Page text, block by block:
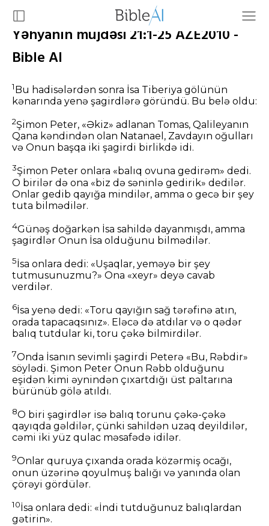
Yəhyanın müjdəsi 21:1-25 AZE2010 -
Bible AI
1Bu hadisələrdən sonra İsa Tiberiya gölünün
kənarında yenə şagirdlərə göründü. Bu belə oldu:
2Şimon Peter, «Əkiz» adlanan Tomas, Qalileyanın
Qana kəndindən olan Natanael, Zavdayın oğulları
və Onun başqa iki şagirdi birlikdə idi.
3Şimon Peter onlara «balıq ovuna gedirəm» dedi.
O birilər də ona «biz də səninlə gedirik» dedilər.
Onlar gedib qayığa mindilər, amma o gecə bir şey
tuta bilmədilər.
4Günəş doğarkən İsa sahildə dayanmışdı, amma
şagirdlər Onun İsa olduğunu bilmədilər.
5İsa onlara dedi: «Uşaqlar, yeməyə bir şey
tutmusunuzmu?» Ona «xeyr» deyə cavab
verdilər.
6İsa yenə dedi: «Toru qayığın sağ tərəfinə atın,
orada tapacaqsınız». Eləcə də atdılar və o qədər
balıq tutdular ki, toru çəkə bilmirdilər.
7Onda İsanın sevimli şagirdi Peterə «Bu, Rəbdir»
söylədi. Şimon Peter Onun Rəbb olduğunu
eşidən kimi əynindən çıxartdığı üst paltarına
bürünüb gölə atıldı.
8O biri şagirdlər isə balıq torunu çəkə-çəkə
qayıqda gəldilər, çünki sahildən uzaq deyildilər,
cəmi iki yüz qulac məsafədə idilər.
9Onlar quruya çıxanda orada közərmiş ocağı,
onun üzərinə qoyulmuş balığı və yanında olan
çörəyi gördülər.
10İsa onlara dedi: «İndi tutduğunuz balıqlardan
gətirin».